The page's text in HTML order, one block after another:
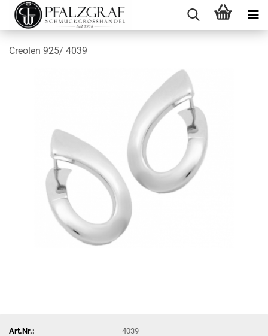
Creolen 925/ 4039
Art.Nr.:
4039